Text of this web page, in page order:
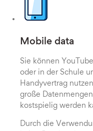
Mobile data
Sie können
oder in der Schule
Handyvertrag
große
kostspielig werden
Durch die